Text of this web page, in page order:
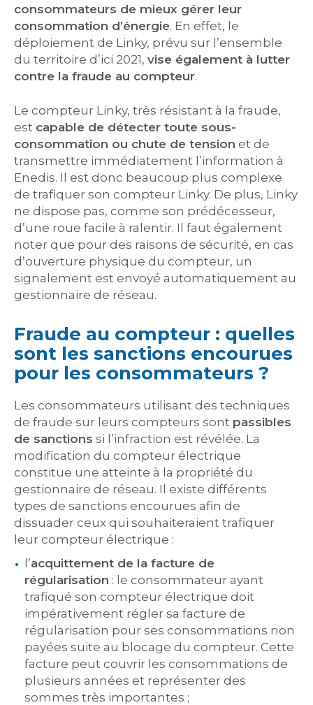
consommateurs de mieux gérer leur
consommation d’énergie. En effet, le
déploiement de Linky, prévu sur l’ensemble
du territoire d’ici 2021, vise également à lutter
contre la fraude au compteur.
Le compteur Linky, très résistant à la fraude,
est capable de détecter toute sous-
consommation ou chute de tension et de
transmettre immédiatement l’information à
Enedis. Il est donc beaucoup plus complexe
de trafiquer son compteur Linky. De plus, Linky
ne dispose pas, comme son prédécesseur,
d’une roue facile à ralentir. Il faut également
noter que pour des raisons de sécurité, en cas
d’ouverture physique du compteur, un
signalement est envoyé automatiquement au
gestionnaire de réseau.
Fraude au compteur : quelles
sont les sanctions encourues
pour les consommateurs ?
Les consommateurs utilisant des techniques
de fraude sur leurs compteurs sont passibles
de sanctions si l’infraction est révélée. La
modification du compteur électrique
constitue une atteinte à la propriété du
gestionnaire de réseau. Il existe différents
types de sanctions encourues afin de
dissuader ceux qui souhaiteraient trafiquer
leur compteur électrique :
l’acquittement de la facture de
régularisation : le consommateur ayant
trafiqué son compteur électrique doit
impérativement régler sa facture de
régularisation pour ses consommations non
payées suite au blocage du compteur. Cette
facture peut couvrir les consommations de
plusieurs années et représenter des
sommes très importantes ;